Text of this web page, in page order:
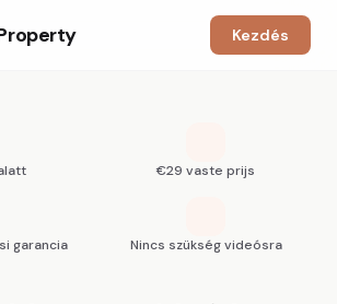
Kezdés
€29 vaste prijs
garancia Nincs szükség videósra